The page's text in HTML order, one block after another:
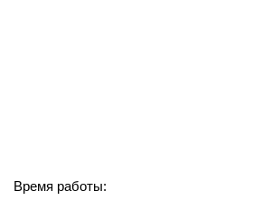
Время работы: